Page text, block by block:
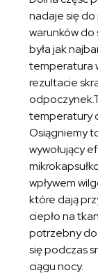
nadaje się
warunków do
była jak
temperatura
rezultacie
temperatury
Osiągniemy
wywołujący
wpływem
które dają
ciepło na
potrzebny do
się podczas
ciągu nocy.